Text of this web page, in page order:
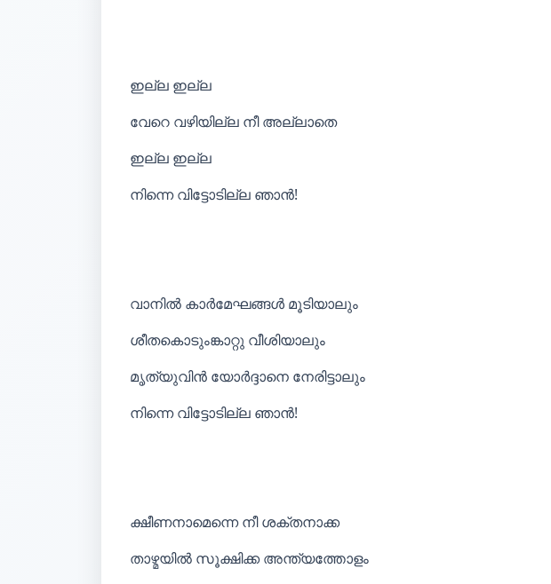
ഇല്ല ഇല്ല
വേറെ വഴിയില്ല നീ അല്ലാതെ
ഇല്ല ഇല്ല
നിന്നെ വിട്ടോടില്ല ഞാൻ!
വാനിൽ കാർമേഘങ്ങൾ മൂടിയാലും
ശീതകൊടുംങ്കാറ്റു വീശിയാലും
മൃത്യുവിൻ യോർദ്ദാനെ നേരിട്ടാലും
നിന്നെ വിട്ടോടില്ല ഞാൻ!
ക്ഷീണനാമെന്നെ നീ ശക്തനാക്ക
താഴ്മയിൽ സൂക്ഷിക്ക അന്ത്യത്തോളം